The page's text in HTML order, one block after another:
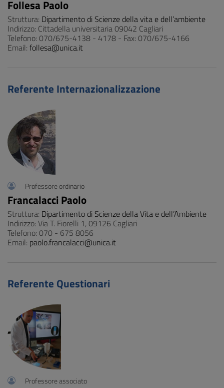
Follesa Paolo
Struttura: Dipartimento di Scienze della vita e dell’ambiente
Indirizzo: Cittadella universitaria 09042 Cagliari
Telefono: 070/675-4138 - 4178 - Fax: 070/675-4166
Email: follesa@unica.it
Referente Internazionalizzazione
Professore ordinario
Francalacci Paolo
Struttura: Dipartimento di Scienze della Vita e dell’Ambiente
Indirizzo: Via T. Fiorelli 1, 09126 Cagliari
Telefono: 070 - 675 8056
Email: paolo.francalacci@unica.it
Referente Questionari
Professore associato